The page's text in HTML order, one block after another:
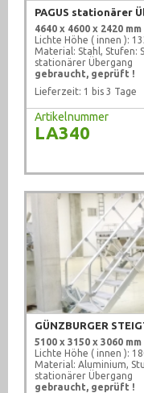
PAGUS stationärer
4640 x 4600 x 2420 mm
Lichte Höhe ( innen ):
Material: Stahl, Stufen:
stationärer Übergang
gebraucht, geprüft !
Lieferzeit: 1 bis 3 Tage
Artikelnummer
LA340
GÜNZBURGER
5100 x 3150 x 3060 mm
Lichte Höhe ( innen ):
Material: Aluminium,
stationärer Übergang
gebraucht, geprüft !